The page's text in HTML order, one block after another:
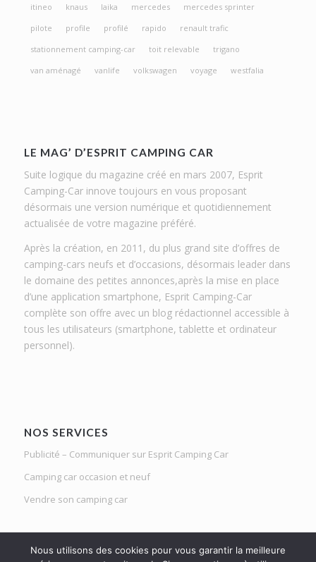
itineo
knaus laika mercedes
mercedes sprinter
pilote
profile profilé rapido
renault trafic
stationnement camping-car
toit relevable
trigano
van aménagé
vanlife volkswagen voyage westfalia
LE MAG’ D’ESPRIT CAMPING CAR
Suite logique du magazine créé en mars 2007, Esprit
Camping-Car innove toujours en vous proposant
désormais une version numérique et quotidiennement
actualisée de votre magazine préféré.
Après la création, en 2011, du plus grand site d’offres de
camping-cars neufs et d’occasions, désormais leader dans
le domaine des petites annonces,après la mise en place
d’une application smartphone, Esprit Camping-Car
complète son offre avec un blog rédactionnel accessible à
tous les utilisateurs (smartphone, tablette et ordinateur
personnel).
NOS SERVICES
Publicité – Communiquer sur Esprit Camping Car
Camping car occasion et neuf
Vendre son camping car
Nous utilisons des cookies pour vous garantir la meilleure